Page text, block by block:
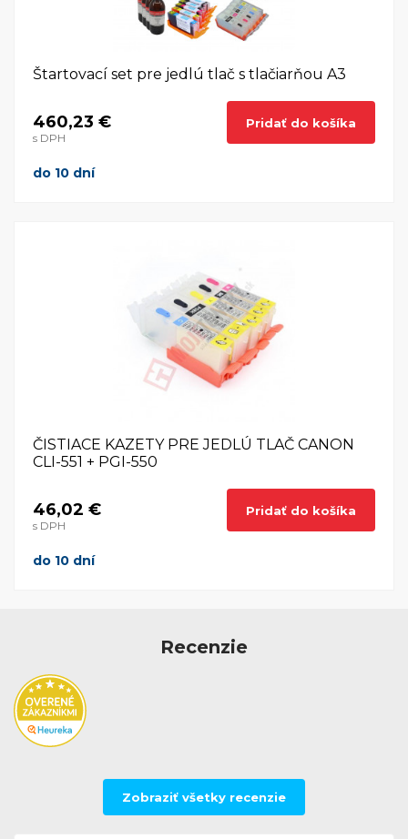
Štartovací set pre jedlú tlač s tlačiarňou A3
460,23 €
s DPH
Pridať do košíka
do 10 dní
ČISTIACE KAZETY PRE JEDLÚ TLAČ CANON
CLI-551 + PGI-550
46,02 €
s DPH
Pridať do košíka
do 10 dní
Recenzie
Zobraziť všetky recenzie